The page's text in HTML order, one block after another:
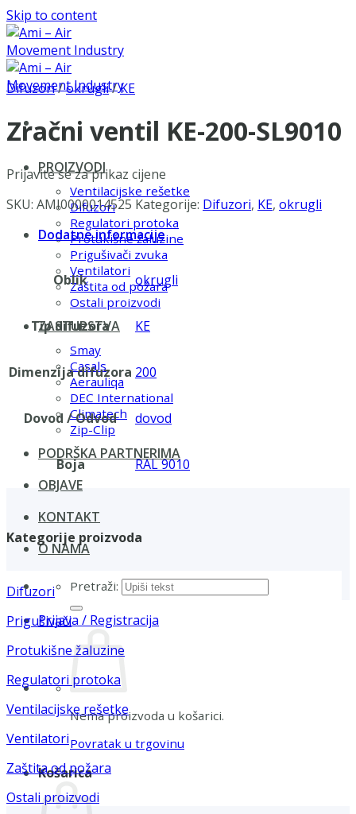
Skip to content
PROIZVODI
Ventilacijske rešetke
Difuzori
Regulatori protoka
Protukišne žaluzine
Prigušivači zvuka
Ventilatori
Zaštita od požara
Ostali proizvodi
ZASTUPSTVA
Smay
Casals
Aerauliqa
DEC International
Climatech
Zip-Clip
PODRŠKA PARTNERIMA
OBJAVE
KONTAKT
O NAMA
Pretraži:
Prijava / Registracija
Nema proizvoda u košarici.
Povratak u trgovinu
Košarica
Difuzori/okrugli/KE
Zračni ventil KE-200-SL9010
Prijavite se za prikaz cijene
SKU: AMI0000014525 Kategorije: Difuzori, KE, okrugli
Dodatne informacije
Oblik okrugli
Tip difuzora KE
Dimenzija difuzora 200
Dovod / Odvod dovod
Boja RAL 9010
Kategorije proizvoda
Difuzori
Prigušivači
Protukišne žaluzine
Regulatori protoka
Ventilacijske rešetke
Ventilatori
Zaštita od požara
Ostali proizvodi